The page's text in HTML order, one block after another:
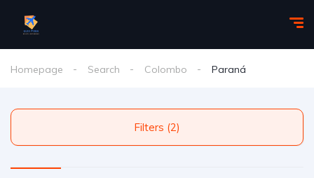
Homepage Search Colombo Paraná
Filters (2)